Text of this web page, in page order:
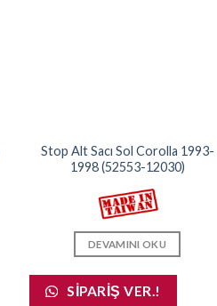
Stop Alt Sacı Sol Corolla 1993-
1998 (52553-12030)
DEVAMINI OKU
SIPARIŞ VER.!